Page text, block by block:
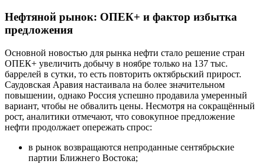
Нефтяной рынок: ОПЕК+ и фактор избытка
предложения
Основной новостью для рынка нефти стало решение стран
ОПЕК+ увеличить добычу в ноябре только на 137 тыс.
баррелей в сутки, то есть повторить октябрьский прирост.
Саудовская Аравия настаивала на более значительном
повышении, однако Россия успешно продавила умеренный
вариант, чтобы не обвалить цены. Несмотря на сокращённый
рост, аналитики отмечают, что совокупное предложение
нефти продолжает опережать спрос:
в рынок возвращаются непроданные сентябрьские
партии Ближнего Востока;